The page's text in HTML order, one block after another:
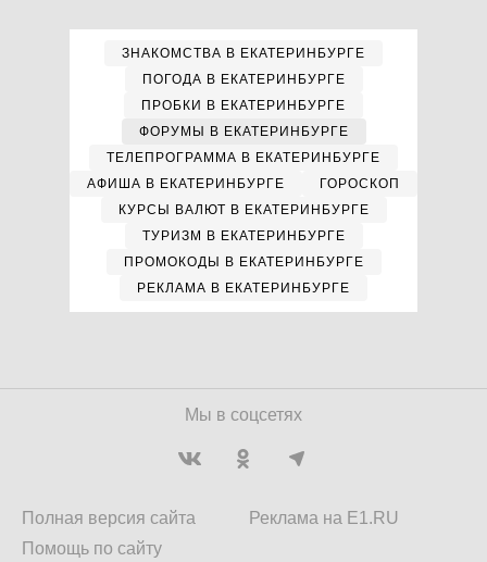
ЗНАКОМСТВА В ЕКАТЕРИНБУРГЕ
ПОГОДА В ЕКАТЕРИНБУРГЕ
ПРОБКИ В ЕКАТЕРИНБУРГЕ
ФОРУМЫ В ЕКАТЕРИНБУРГЕ
ТЕЛЕПРОГРАММА В ЕКАТЕРИНБУРГЕ
АФИША В ЕКАТЕРИНБУРГЕ
ГОРОСКОП
КУРСЫ ВАЛЮТ В ЕКАТЕРИНБУРГЕ
ТУРИЗМ В ЕКАТЕРИНБУРГЕ
ПРОМОКОДЫ В ЕКАТЕРИНБУРГЕ
РЕКЛАМА В ЕКАТЕРИНБУРГЕ
Мы в соцсетях
Полная версия сайта
Помощь по сайту
Реклама на E1.RU